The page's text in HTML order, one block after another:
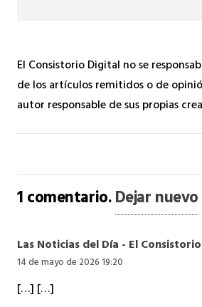
El Consistorio Digital no se
de los artículos remitidos o de
autor responsable de sus propias
1comentario.Dejar nuevo
Las Noticias del Día - El
14 de mayo de 2026 19:20
[…] […]